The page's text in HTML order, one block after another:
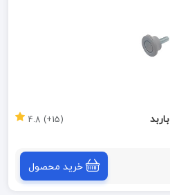
(15+) 4.8
خرید محصول